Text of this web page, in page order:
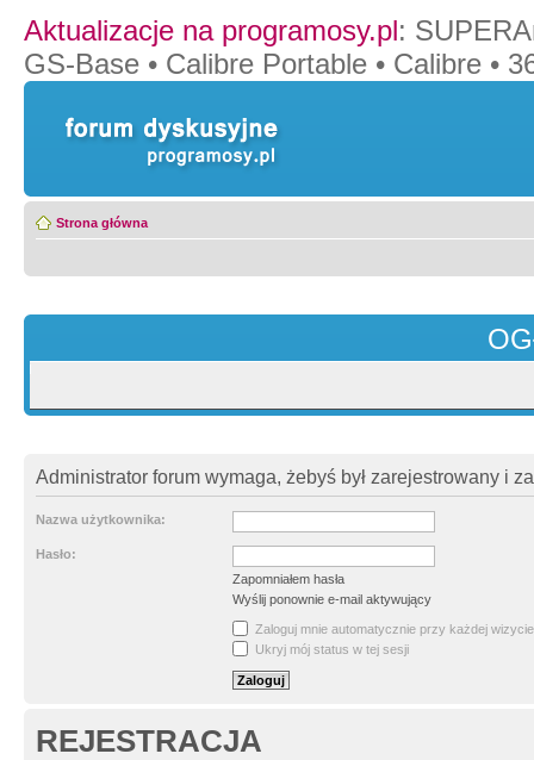
Aktualizacje na programosy.pl:
GS-Base • Calibre Portable • Calibre •
Strona główna
Administrator forum wymaga, żebyś był zarejestrowany i
Nazwa użytkownika:
Hasło:
Zapomniałem hasła
Wyślij ponownie e-mail aktywujący
Zaloguj mnie automatycznie przy każdej wizycie
Ukryj mój status w tej sesji
REJESTRACJA